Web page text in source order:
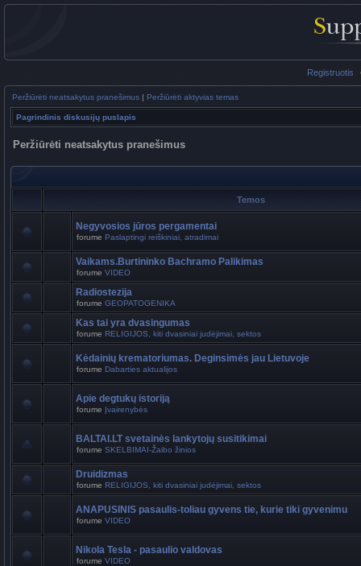
Registruotis
Peržiūrėti neatsakytus pranešimus | Peržiūrėti aktyvias temas
Pagrindinis diskusijų puslapis
Peržiūrėti neatsakytus pranešimus
Temos
Negyvosios jūros pergamentai
forume Paslaptingi reiškiniai, atradimai
Vaikams.Burtininko Bachramo Palikimas
forume VIDEO
Radiostezija
forume GEOPATOGENIKA
Kas tai yra dvasingumas
forume RELIGIJOS, kiti dvasiniai judėjimai, sektos
Kėdainių krematoriumas. Deginsimės jau Lietuvoje
forume Dabarties aktualijos
Apie degtukų istoriją
forume Įvairenybės
BALTAI.LT svetainės lankytojų susitikimai
forume SKELBIMAI-Žaibo žinios
Druidizmas
forume RELIGIJOS, kiti dvasiniai judėjimai, sektos
ANAPUSINIS pasaulis-toliau gyvens tie, kurie tiki gyvenimu
forume VIDEO
Nikola Tesla - pasaulio valdovas
forume VIDEO